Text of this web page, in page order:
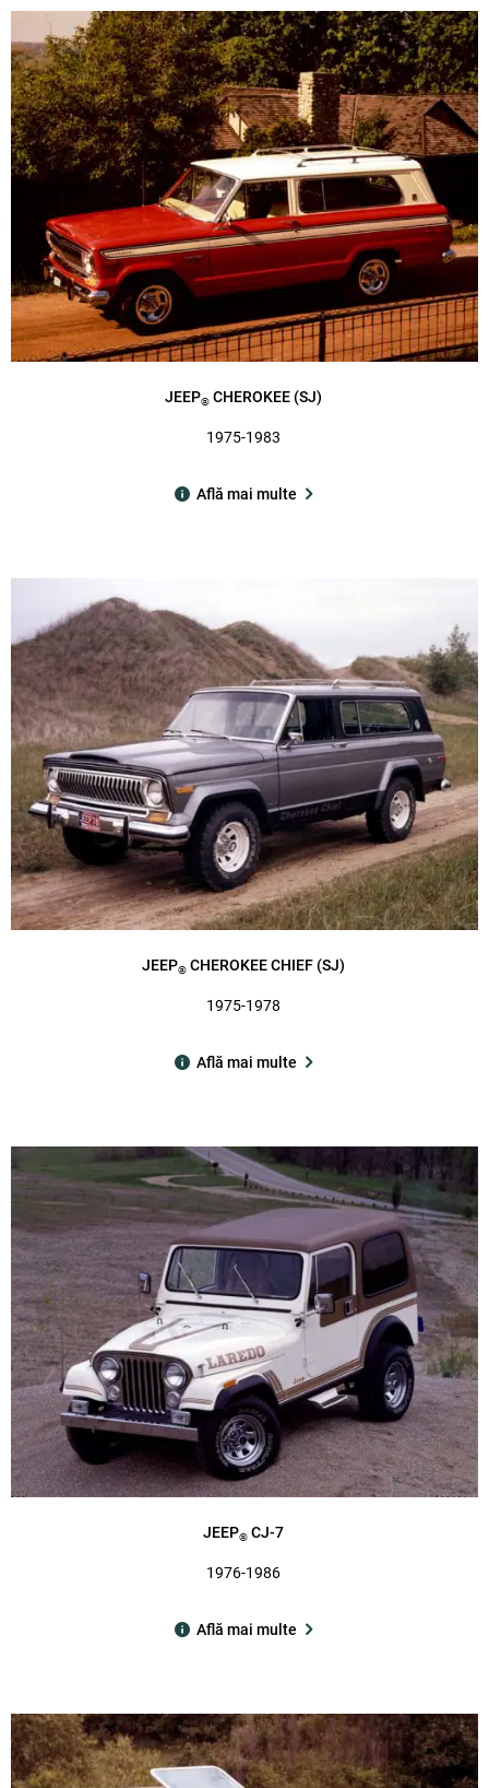
JEEP®CHEROKEE (SJ)
1975-1983
Află mai multe
JEEP®CHEROKEE CHIEF (SJ)
1975-1978
Află mai multe
JEEP®CJ-7
1976-1986
Află mai multe